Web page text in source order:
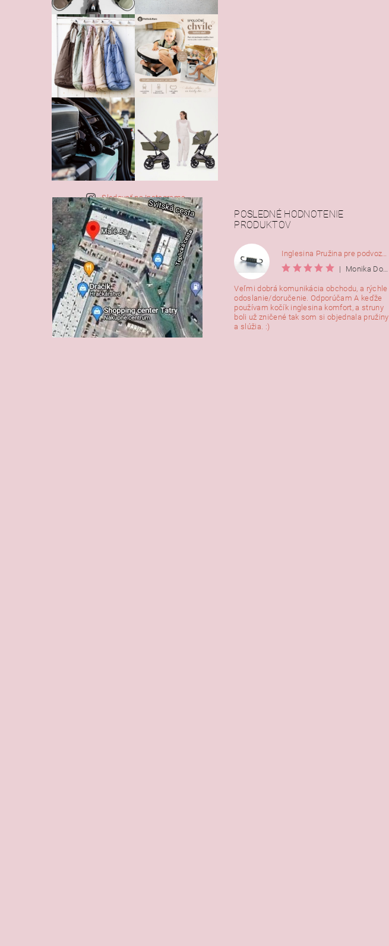
Sledovať na Instagrame
POSLEDNÉ HODNOTENIE
PRODUKTOV
|
Monika Dorušáková
Veľmi dobrá komunikácia obchodu, a rýchle
odoslanie/doručenie. Odporúčam A keďže
používam kočík inglesina komfort, a struny
boli už zničené tak som si objednala pružiny
a slúžia. :)